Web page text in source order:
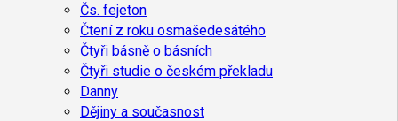
Čs. fejeton
Čtení z roku osmašedesátého
Čtyři básně o básních
Čtyři studie o českém překladu
Danny
Dějiny a současnost